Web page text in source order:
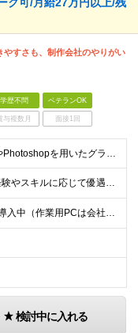
やすさも、制作会社のやりがい
学歴不問 ベテランOK
与複数月 面接1回
■学歴不問 ■IllustratorやPhotoshopを用いたグラフィックデザインの実務経験（2年以上） ≪こんな方は歓迎！≫ ◆指示書そのままのデザインをつくるのではなく、伝わるデザインを模索&
◆月給27万円以上 ※経験やスキルに応じて優遇いたします ※試用期間1ヶ月（期間中の給与・待遇に差異はございません） ※上記金額にはみなし残業代40時間分(6万円)を含み、超過分は別途支給いたします
◆フルリモートワーク導入中（作業用PCは会社から支給） ◆出社日を合わせてランチ会をするなど定期的に社内コミュニケーションも図っています！ 本社/東京都渋谷区渋谷3-3-5 NBF渋谷イースト ≪
検討中に入れる